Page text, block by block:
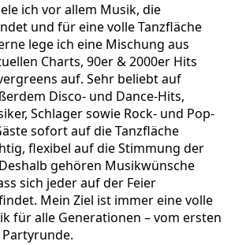
ich vor allem Musik, die
und für eine volle Tanzfläche
lege ich eine Mischung aus
Charts, 90er & 2000er Hits
auf. Sehr beliebt auf
Disco- und Dance-Hits,
Schlager sowie Rock- und Pop-
sofort auf die Tanzfläche
flexibel auf die Stimmung der
gehören Musikwünsche
sich jeder auf der Feier
Mein Ziel ist immer eine volle
für alle Generationen – vom ersten